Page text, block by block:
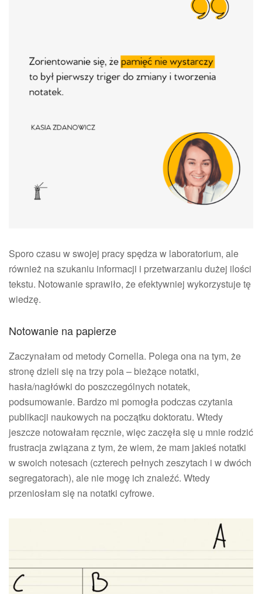
Sporo czasu w swojej pracy spędza w laboratorium, ale
również na szukaniu informacji i przetwarzaniu dużej ilości
tekstu. Notowanie sprawiło, że efektywniej wykorzystuje tę
wiedzę.
Notowanie na papierze
Zaczynałam od metody Cornella. Polega ona na tym, że
stronę dzieli się na trzy pola – bieżące notatki,
hasła/nagłówki do poszczególnych notatek,
podsumowanie. Bardzo mi pomogła podczas czytania
publikacji naukowych na początku doktoratu. Wtedy
jeszcze notowałam ręcznie, więc zaczęła się u mnie rodzić
frustracja związana z tym, że wiem, że mam jakieś notatki
w swoich notesach (czterech pełnych zeszytach i w dwóch
segregatorach), ale nie mogę ich znaleźć. Wtedy
przeniosłam się na notatki cyfrowe.